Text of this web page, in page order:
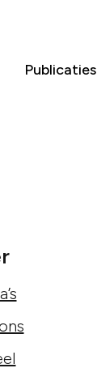
Publicaties